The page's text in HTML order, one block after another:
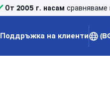
От 2005 г. насам сравняваме
Поддръжка на клиенти